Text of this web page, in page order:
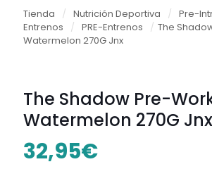
Tienda / Nutrición Deportiva / Pre-
Entrenos
/ PRE-Entrenos / The
Watermelon 270G Jnx
The Shadow Pre-
Watermelon 270G Jnx
32,95€